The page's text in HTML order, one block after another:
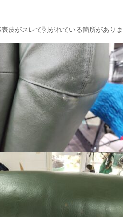
表皮がスレて剥がれている箇所があり